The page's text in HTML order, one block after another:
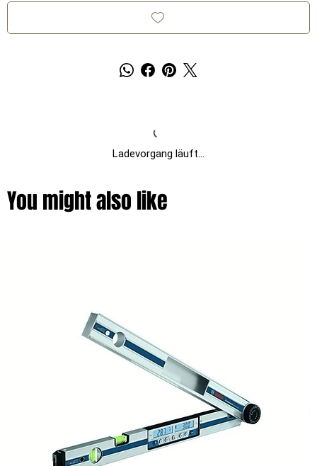
Ladevorgang läuft...
You might also like